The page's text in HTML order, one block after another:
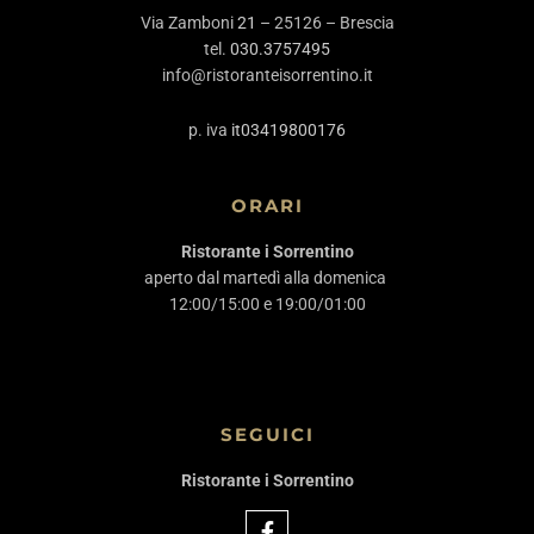
Via Zamboni21 – 25126 – Brescia
tel. 030.3757495
info@ristoranteisorrentino.it
p. iva it03419800176
ORARI
Ristorante i Sorrentino
aperto dal martedì alla domenica
12:00/15:00 e 19:00/01:00
SEGUICI
Ristorante i Sorrentino